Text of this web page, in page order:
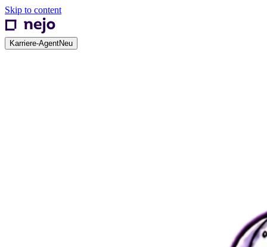
Skip to content
Karriere-AgentNeu